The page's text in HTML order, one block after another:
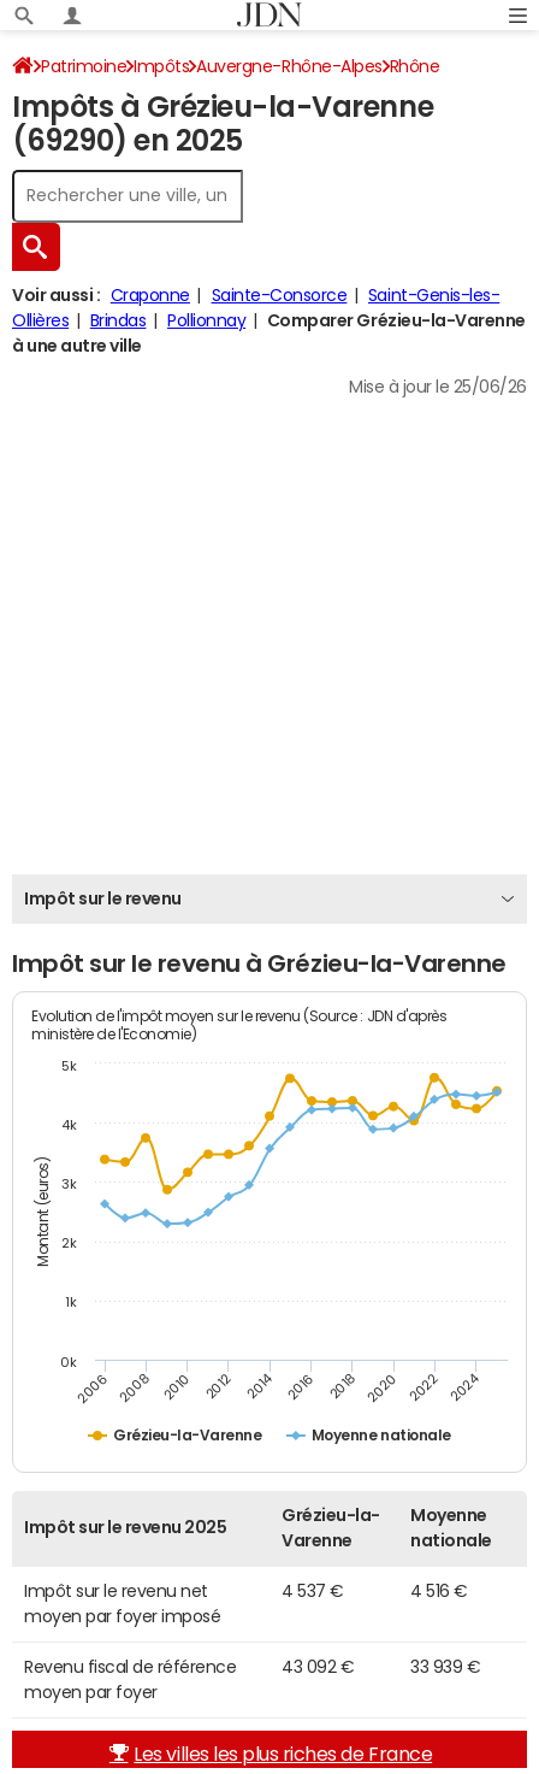
Patrimoine Impôts Auvergne-Rhône-Alpes Rhône
Grézieu-la-Varenne Impôt sur le revenu
Impôts à Grézieu-la-Varenne
(69290) en 2025
Voir aussi : Craponne Sainte-Consorce
Saint-Genis-les-
Ollières
Brindas Pollionnay
Comparer Grézieu-la-Varenne
à une autre ville
Mise à jour le 25/06/26
Impôt sur le revenu
Impôt sur le revenu à Grézieu-la-Varenne
Montant (euros)
Evolution de l'impôt moyen sur le revenu (Source : JDN d'après
ministère de l'Economie)
Grézieu-la-Varenne Moyenne nationale
2006 2008 2010 2012 2014 2016 2018 2020 2022 2024
0k
1k
2k
3k
4k
5k
Impôt sur le revenu 2025
Grézieu-la-
Varenne
Moyenne
nationale
Impôt sur le revenu net
moyen par foyer imposé
4 537 € 4 516 €
Revenu fiscal de référence
moyen par foyer
43 092 € 33 939 €
Les villes les plus riches de France